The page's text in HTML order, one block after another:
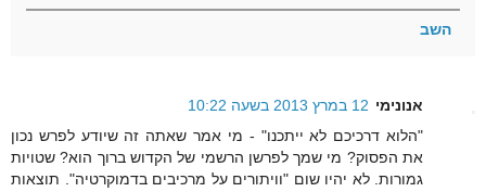
השב
אנונימי 12 במרץ 2013 בשעה 10:22
"הלוא דרכיכם לא ייתכנו" - מי אמר שאתה זה שיודע לפרש נכון
את הפסוק? מי שמך לפרשן הרשמי של הקדוש ברוך הוא? שטויות
גמורות. לא יהיו שום "וויתורים על מרכיבים בדמוקרטיה". תוצאות